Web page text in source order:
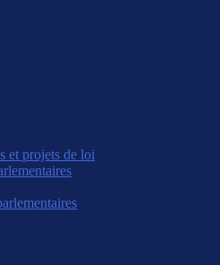
et projets de loi